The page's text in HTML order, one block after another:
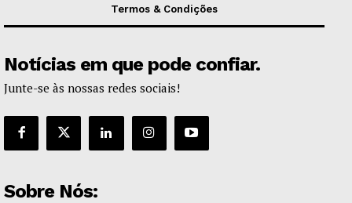
Termos & Condições
Notícias em que pode confiar.
Junte-se às nossas redes sociais!
Sobre Nós: